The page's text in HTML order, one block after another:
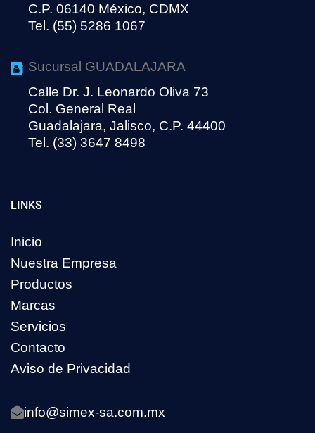
C.P. 06140 México, CDMX
Tel. (55) 5286 1067
Sucursal GUADALAJARA
Calle Dr. J. Leonardo Oliva 73
Col. General Real
Guadalajara, Jalisco, C.P. 44400
Tel. (33) 3647 8498
LINKS
Inicio
Nuestra Empresa
Productos
Marcas
Servicios
Contacto
Aviso de Privacidad
info@simex-sa.com.mx